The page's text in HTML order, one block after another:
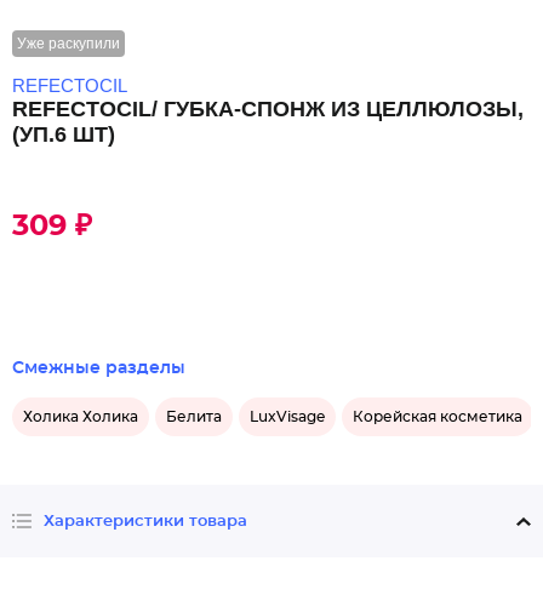
Уже раскупили
REFECTOCIL
REFECTOCIL/ ГУБКА-СПОНЖ ИЗ ЦЕЛЛЮЛОЗЫ,
(УП.6 ШТ)
309 ₽
Смежные разделы
Холика Холика Белита LuxVisage Корейская косметика
Характеристики товара